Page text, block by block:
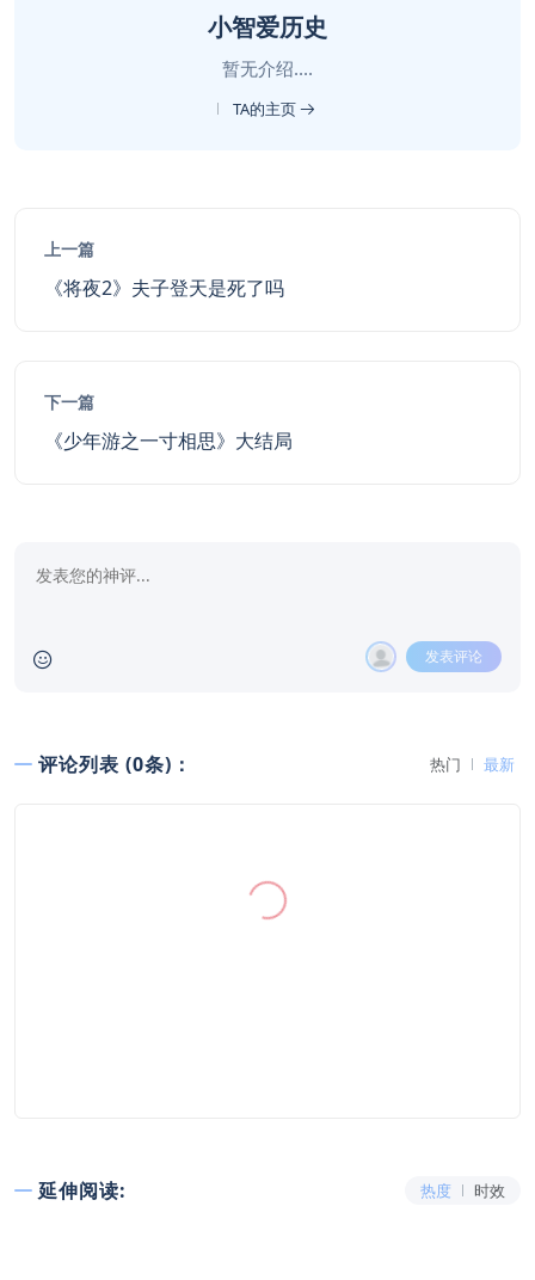
小智爱历史
暂无介绍....
TA的主页
上一篇
《将夜2》夫子登天是死了吗
下一篇
《少年游之一寸相思》大结局
发表评论
评论列表 (0条)： 热门 最新
延伸阅读: 热度 时效